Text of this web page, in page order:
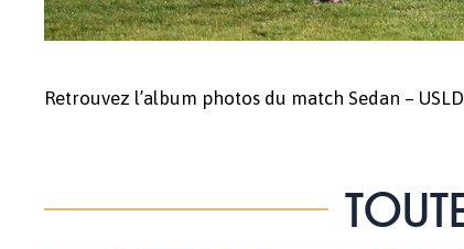
Retrouvez l’album photos du match Sedan – USLD